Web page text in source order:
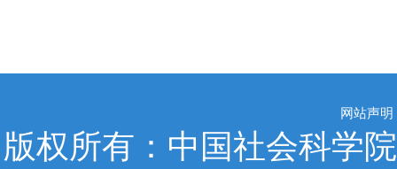
网站声明
版权所有：中国社会科学